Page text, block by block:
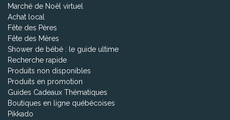
Marché de Noël virtuel
Achat local
Fête des Pères
Fête des Mères
Shower de bébé : le guide ultime
Recherche rapide
Produits non disponibles
Produits en promotion
Guides Cadeaux Thématiques
Boutiques en ligne québécoises
Pikkado